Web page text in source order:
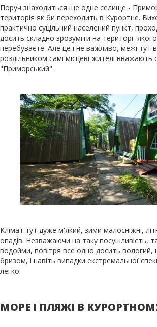
Поруч знаходиться ще одне селище -
територія як би переходить в Курортне.
практично суцільний населений пункт,
досить складно зрозуміти на території
перебуваєте. Але це і не важливо, межі тут
роздільником самі місцеві жителі вважають
"Приморський".
Клімат тут дуже м'який, зими малосніжні,
опадів. Незважаючи на таку посушливість,
водойми, повітря все одно досить
бризом, і навіть випадки екстремальної
легко.
МОРЕ І ПЛЯЖІ В